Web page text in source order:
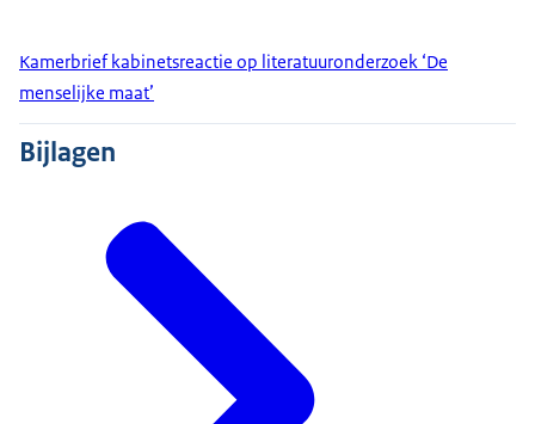
Kamerbrief kabinetsreactie op literatuuronderzoek ‘De
menselijke maat’
Bijlagen